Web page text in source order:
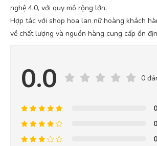
nghệ 4.0, với quy mô rộng lớn.
Hợp tác với shop hoa lan nữ hoàng khách
về chất lượng và nguồn hàng cung cấp ổn
0.0 0